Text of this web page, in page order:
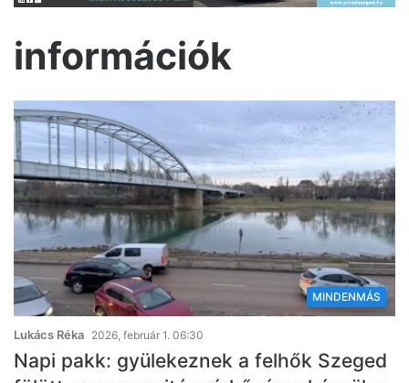
információk
MINDENMÁS
Lukács Réka 2026, február 1. 06:30
Napi pakk: gyülekeznek a felhők Szeged